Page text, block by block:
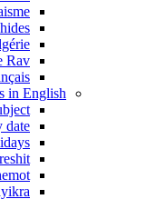
Rav
in English
date